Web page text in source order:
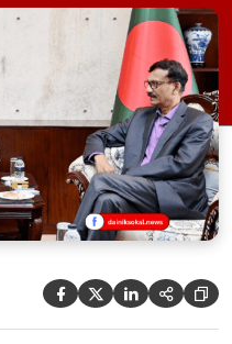
মো. তৌ‌হিদ
নিযুক্ত ভারতীয়
মন্ত্রণালয় এক
বিভিন্ন
    